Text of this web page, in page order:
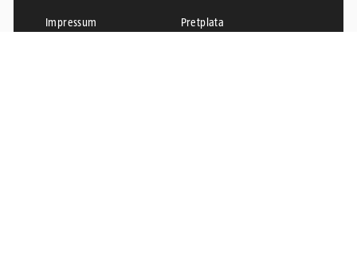
Impressum
Pretplata